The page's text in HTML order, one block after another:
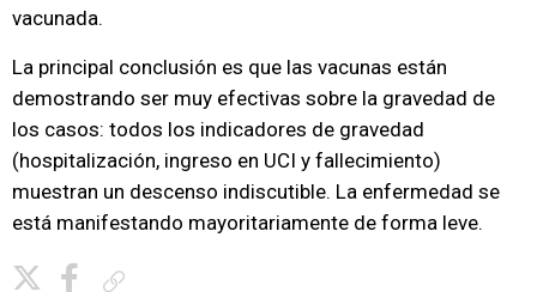
vacunada.
La principal conclusión es que las vacunas están
demostrando ser muy efectivas sobre la gravedad de
los casos: todos los indicadores de gravedad
(hospitalización, ingreso en UCI y fallecimiento)
muestran un descenso indiscutible. La enfermedad se
está manifestando mayoritariamente de forma leve.